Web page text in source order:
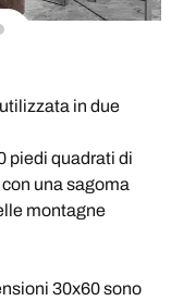
in due
piedi quadrati di
una sagoma
montagne
30x60 sono